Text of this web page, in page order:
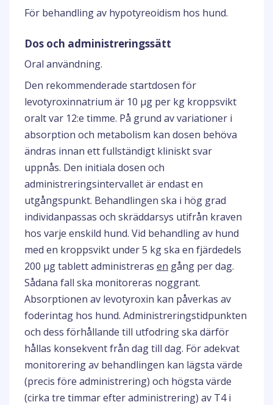
För behandling av hypotyreoidism hos hund.
Dos och administreringssätt
Oral användning.
Den rekommenderade startdosen för
levotyroxinnatrium är 10 µg per kg kroppsvikt
oralt var 12:e timme. På grund av variationer i
absorption och metabolism kan dosen behöva
ändras innan ett fullständigt kliniskt svar
uppnås. Den initiala dosen och
administreringsintervallet är endast en
utgångspunkt. Behandlingen ska i hög grad
individanpassas och skräddarsys utifrån kraven
hos varje enskild hund. Vid behandling av hund
med en kroppsvikt under 5 kg ska en fjärdedels
200 µg tablett administreras en gång per dag.
Sådana fall ska monitoreras noggrant.
Absorptionen av levotyroxin kan påverkas av
foderintag hos hund. Administreringstidpunkten
och dess förhållande till utfodring ska därför
hållas konsekvent från dag till dag. För adekvat
monitorering av behandlingen kan lägsta värde
(precis före administrering) och högsta värde
(cirka tre timmar efter administrering) av T4 i